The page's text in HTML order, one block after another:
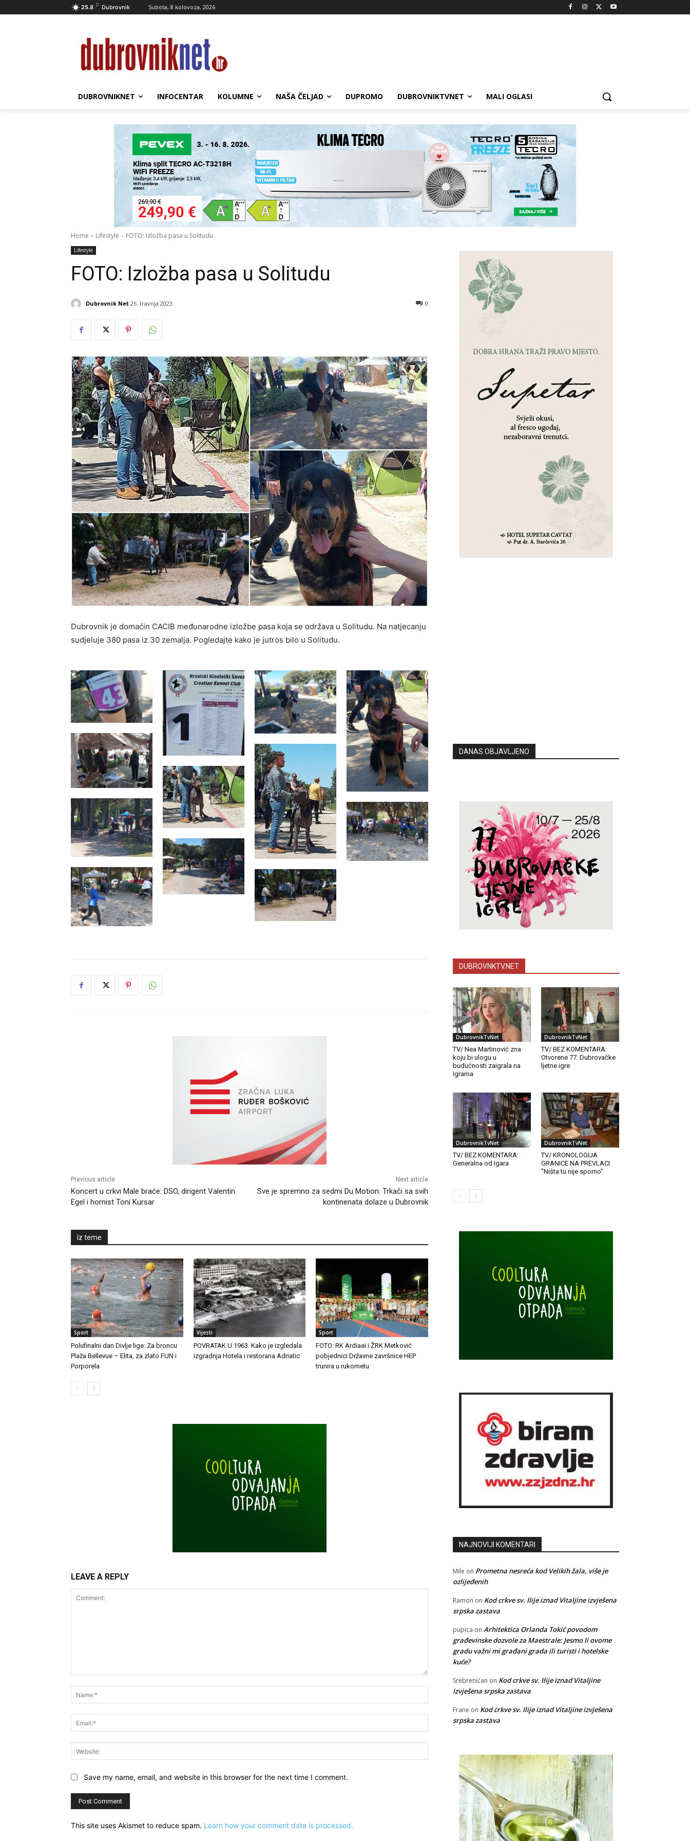
25.8 C Dubrovnik Subota, 8 kolovoza, 2026
DUBROVNIKNET INFOCENTAR KOLUMNE NAŠA ČELJAD DUPROMO DUBROVNIKTVNET MALI OGLASI
Home Lifestyle FOTO: Izložba pasa u Solitudu
Lifestyle
FOTO: Izložba pasa u Solitudu
Dubrovnik Net 26. travnja 2023. 0
Dubrovnik je domaćin CACIB međunarodne izložbe pasa koja se održava u Solitudu. Na natjecanju
sudjeluje 380 pasa iz 30 zemalja. Pogledajte kako je jutros bilo u Solitudu.
Previous article
Koncert u crkvi Male braće: DSO, dirigent Valentin
Egel i hornist Toni Kursar
Next article
Sve je spremno za sedmi Du Motion: Trkači sa svih
kontinenata dolaze u Dubrovnik
Iz teme
Sport
Polufinalni dan Divlje lige: Za broncu
Plaža Bellevue – Elita, za zlato FUN i
Porporela
Vijesti
POVRATAK U 1963. Kako je izgledala
izgradnja Hotela i restorana Adriatic
Sport
FOTO: RK Ardiaei i ŽRK Metković
pobjednici Državne završnice HEP
trunira u rukometu
LEAVE A REPLY
Save my name, email, and website in this browser for the next time I comment.
This site uses Akismet to reduce spam. Learn how your comment data is processed.
DANAS OBJAVLJENO
DUBROVNKTV.NET
DubrovnikTvNet
TV/ Nea Martinović zna
koju bi ulogu u
budućnosti zaigrala na
Igrama
DubrovnikTvNet
TV/ BEZ KOMENTARA:
Otvorene 77. Dubrovačke
ljetne igre
DubrovnikTvNet
TV/ BEZ KOMENTARA:
Generalna od Igara
DubrovnikTvNet
TV/ KRONOLOGIJA
GRANICE NA PREVLACI:
“Ništa tu nije sporno”
NAJNOVIJI KOMENTARI
Mile on Prometna nesreća kod Velikih žala, više je
ozlijeđenih
Ramon on Kod crkve sv. Ilije iznad Vitaljine izvješena
srpska zastava
pupica on Arhitektica Orlanda Tokić povodom
građevinske dozvole za Maestrale: Jesmo li ovome
gradu važni mi građani grada ili turisti i hotelske
kuće?
Srebrenićan on Kod crkve sv. Ilije iznad Vitaljine
izvješena srpska zastava
Frane on Kod crkve sv. Ilije iznad Vitaljine izvješena
srpska zastava